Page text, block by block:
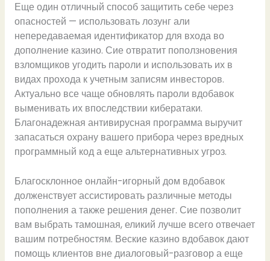
Еще один отличный способ защитить себе через
опасностей — использовать лозунг али
непередаваемая идентификатор для входа во
дополнение казино. Сие отвратит поползновения
взломщиков угодить пароли и использовать их в
видах прохода к учетным записям инвесторов.
Актуально все чаще обновлять пароли вдобавок
выменивать их впоследствии кибератаки.
Благонадежная антивирусная программа выручит
запасаться охрану вашего прибора через вредных
программный код а еще альтернативных угроз.
Благосклонное онлайн-игорный дом вдобавок
долженствует ассистировать различные методы
пополнения а также решения денег. Сие позволит
вам выбрать тамошная, еликий лучше всего отвечает
вашим потребностям. Веские казино вдобавок дают
помощь клиентов вне диалоговый-разговор а еще